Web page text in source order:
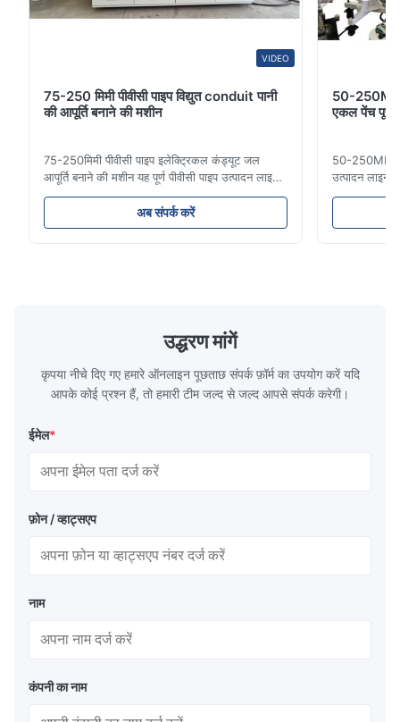
Plasticizing performance is consistent, and the output quality
VIDEO
75-250 मिमी पीवीसी पाइप विद्युत conduit पानी
की आपूर्ति बनाने की मशीन
75-250मिमी पीवीसी पाइप इलेक्ट्रिकल कंड्यूट जल
आपूर्ति बनाने की मशीन यह पूर्ण पीवीसी पाइप उत्पादन लाइन
16 मिमी से 800 मिमी व्यास तक उच्च गुणवत्ता वाले पीवीसी/
यूपीवीसी पाइपों का निर्माण करती है। यह प्रणाली विभिन्न
व्यास और दीवार की मोटाई विनिर्देशों के साथ इलेक्ट्रिकल
अब संपर्क करें
50-250MM
एकल पेंच पूर्ण
50-250MM
उत्पादन लाइन
पाइप आमतौर
बढ़ने का
उद्धरण मांगें
कृपया नीचे दिए गए हमारे ऑनलाइन पूछताछ संपर्क फ़ॉर्म का उपयोग करें यदि
आपके कोई प्रश्न हैं, तो हमारी टीम जल्द से जल्द आपसे संपर्क करेगी।
ईमेल*
फ़ोन / व्हाट्सएप
नाम
कंपनी का नाम